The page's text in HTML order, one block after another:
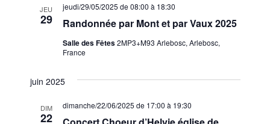
JEU
29 Randonnée par Mont et par Vaux 2025
jeudi/29/05/2025 de 08:00 à 18:30
Salle des Fêtes2MP3+M93 Arlebosc, Arlebosc,
France
juin 2025
DIM
22
dimanche/22/06/2025 de 17:00 à 19:30